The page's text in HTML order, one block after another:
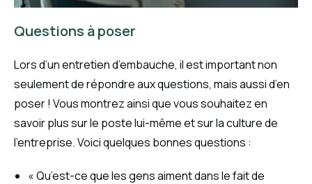
Questions à poser
Lors d’un entretien d’embauche, il est important non
seulement de répondre aux questions, mais aussi d’en
poser ! Vous montrez ainsi que vous souhaitez en
savoir plus sur le poste lui-même et sur la culture de
l’entreprise. Voici quelques bonnes questions :
« Qu’est-ce que les gens aiment dans le fait de